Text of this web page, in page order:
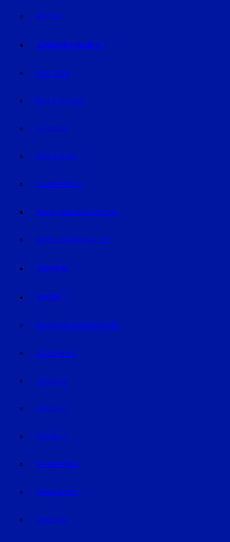
WETTER
SONDERTHEMEN
PODCASTS
KIDS & TEENIES
SENIOREN
KATZ & HUND
VALENTINSTAG
MEINE LIEBESERKLÄRUNG
BUNDESTAGSWAHL 2017
VEREINE
SPORT
EISHOCKEY/INLINEHOCKEY
VOLLEYBALL
FUSSBALL
HANDBALL
FOOTBALL
TRABRENNEN
KAMPFSPORT
SONSTIGE